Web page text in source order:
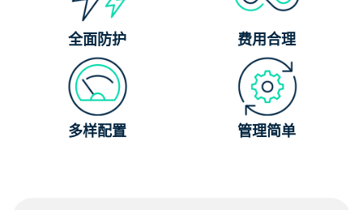
全面防护 费用合理
多样配置 管理简单